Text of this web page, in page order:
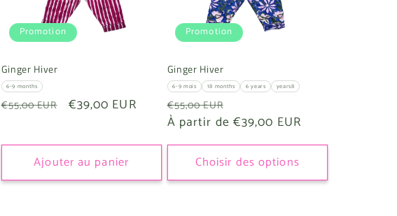
Promotion
Ginger Hiver
6-9 months
Prix
€55,00 EUR
Prix
€39,00 EUR
Ajouter au panier
Promotion
Ginger Hiver
6-9 mois 18 months 6 years years8
Prix
habituel
€55,00 EUR
promotionnel
À partir de €39,00 EUR
Choisir des options